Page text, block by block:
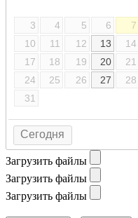
3
4 5 6 7
10
11 12 13 14
17
18 19 20 21
24
25 26 27 28
31
Сегодня
Загрузить файлы
Загрузить файлы
Загрузить файлы